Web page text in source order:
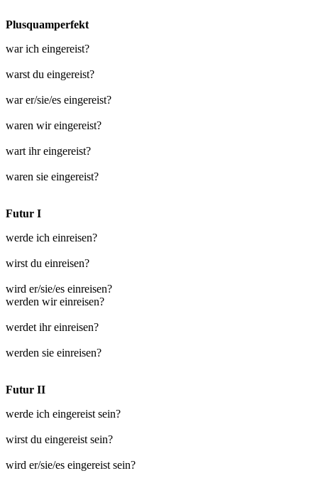
Plusquamperfekt
war ich eingereist?
warst du eingereist?
war er/sie/es eingereist?
waren wir eingereist?
wart ihr eingereist?
waren sie eingereist?
Futur I
werde ich einreisen?
wirst du einreisen?
wird er/sie/es einreisen?
werden wir einreisen?
werdet ihr einreisen?
werden sie einreisen?
Futur II
werde ich eingereist sein?
wirst du eingereist sein?
wird er/sie/es eingereist sein?